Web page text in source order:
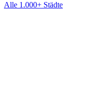
Alle 1.000+ Städte